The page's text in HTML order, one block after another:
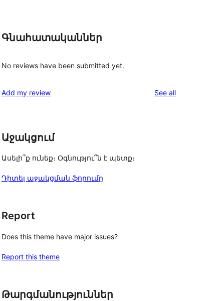
Գնահատականներ
No reviews have been submitted yet.
Add my review See allreviews
Աջակցում
Ասելի՞ք ունեք։ Օգնությու՞ն է պետք։
Դիտել աջակցման ֆորումը
Report
Does this theme have major issues?
Report this theme
Թարգմանություններ